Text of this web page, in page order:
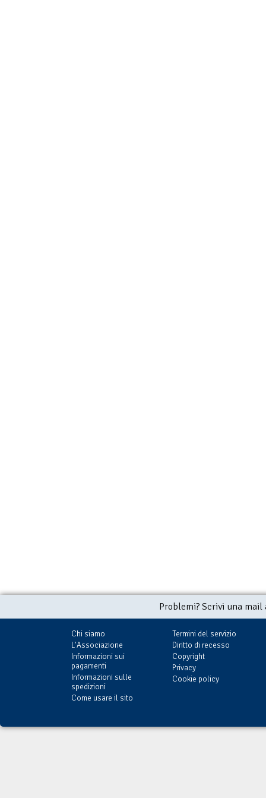
Problemi? Scrivi una
Chi siamo
L'Associazione
Informazioni sui
pagamenti
Informazioni sulle
spedizioni
Come usare il sito
Termini del servizio
Diritto di recesso
Copyright
Privacy
Cookie policy